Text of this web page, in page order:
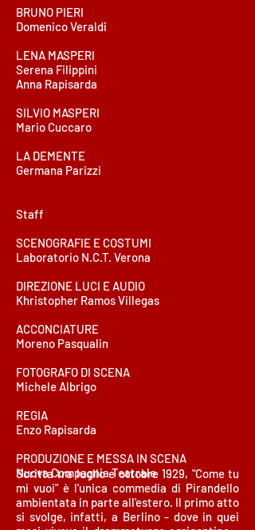
BRUNO PIERI
Domenico Veraldi
LENA MASPERI
Serena Filippini
​Anna Rapisarda
SILVIO MASPERI
Mario Cuccaro
LA DEMENTE
Germana Parizzi
Staff
SCENOGRAFIE E COSTUMI
Laboratorio N.C.T. Verona
DIREZIONE LUCI E AUDIO
Khristopher Ramos Villegas
ACCONCIATURE
Moreno Pasqualin
FOTOGRAFO DI SCENA
Michele Albrigo
REGIA
Enzo Rapisarda
PRODUZIONE E MESSA IN SCENA
Nuova Compagnia Teatrale
Scritta tra luglio e ottobre 1929, "Come tu
mi vuoi" è l'unica commedia di Pirandello
ambientata in parte all'estero. Il primo atto
si svolge, infatti, a Berlino - dove in quei